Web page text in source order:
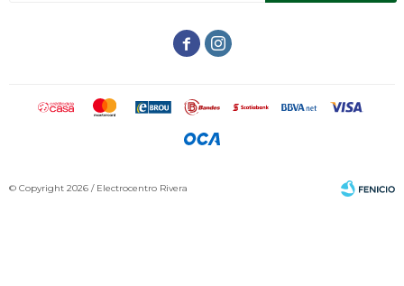
 
© Copyright 2026 / Electrocentro Rivera